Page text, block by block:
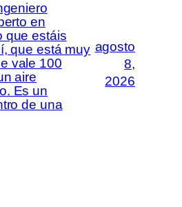
en
que estáis
que está muy
vale 100
aire
Es un
de una
agosto
8,
2026